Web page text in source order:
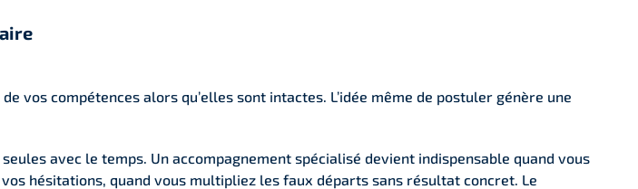
vos compétences alors qu’elles sont intactes. L’idée même de postuler génère une
avec le temps. Un accompagnement spécialisé devient indispensable quand vous
hésitations, quand vous multipliez les faux départs sans résultat concret. Le